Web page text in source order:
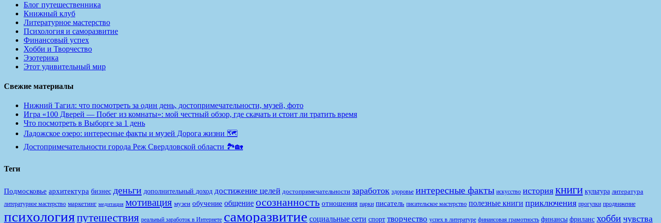
Блог путешественника
Книжный клуб
Литературное мастерство
Психология и саморазвитие
Финансовый успех
Хобби и Творчество
Эзотерика
Этот удивительный мир
Свежие материалы
Нижний Тагил: что посмотреть за один день, достопримечательности, музей, фото
Игра «100 Дверей — Побег из комнаты»: мой честный обзор, где скачать и стоит ли тратить время
Что посмотреть в Выборге за 1 день
Ладожское озеро: интересные факты и музей Дорога жизни 🗺️
Достопримечательности города Реж Свердловской области 🏞️🏡
Теги
Подмосковье архитектура бизнес деньги дополнительный доход достижение целей достопримечательности заработок здоровье интересные факты искусство история книги культура литература
литературное мастерство маркетинг медитация мотивация музеи обучение общение осознанность отношения парки писатель писательское мастерство полезные книги приключения прогулки продвижение
психологияпутешествия реальный заработок в Интернете саморазвитие социальные сети спорт творчество успех в литературе финансовая грамотность финансы фриланс хобби чувства